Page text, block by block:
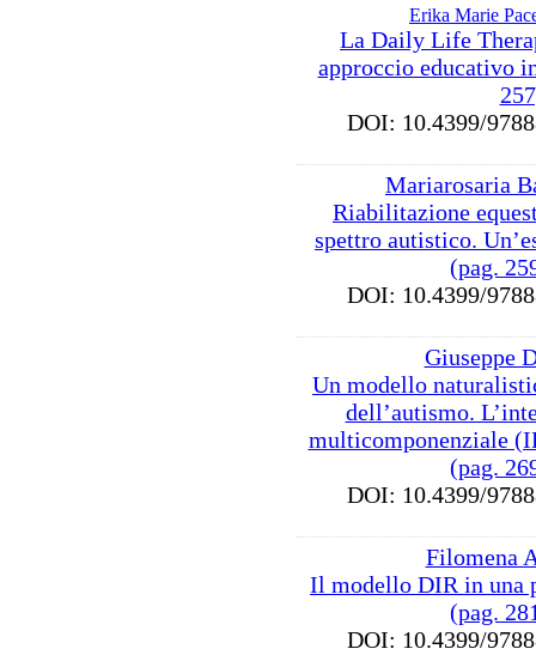
Erika Marie
La Daily Life
approccio educativo
DOI: 10.4399/
Mariarosaria
Riabilitazione
spettro autistico.
(pag.
DOI: 10.4399/
Giuseppe
Un modello
dell’autismo.
multicomponenziale
(pag.
DOI: 10.4399/
Filomena
Il modello DIR in una
(pag.
DOI: 10.4399/